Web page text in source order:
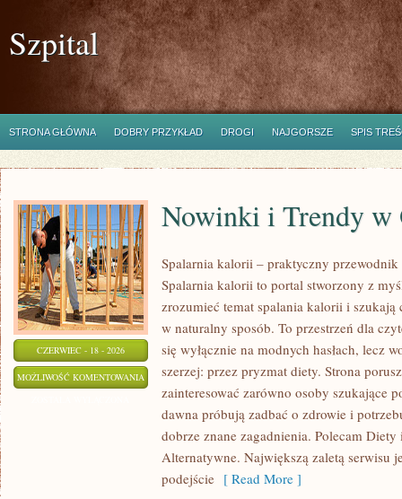
Szpital
STRONA GŁÓWNA DOBRY PRZYKŁAD DROGI NAJGORSZE SPIS
CZERWIEC - 18 - 2026
MOŻLIWOŚĆ KOMENTOWANIA NOWINKI
TRENDY
ODCHUDZANIU
Nowinki i Trendy w
Spalarnia kalorii – praktyczny przewodnik
Spalarnia kalorii to portal stworzony z
zrozumieć temat spalania kalorii i
w naturalny sposób. To przestrzeń dla
się wyłącznie na modnych hasłach, lecz
szerzej: przez pryzmat diety. Strona
zainteresować zarówno osoby szukające
dawna próbują zadbać o zdrowie i
dobrze znane zagadnienia. Polecam
Alternatywne. Największą zaletą serwisu
podejście [ Read More ]